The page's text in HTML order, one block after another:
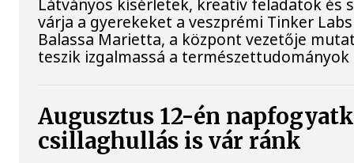
Látványos kísérletek, kreatív feladatok és
várja a gyerekeket a veszprémi Tinker
Balassa Marietta, a központ vezetője
teszik izgalmassá a
Augusztus 12-én
csillaghullás is vár ránk